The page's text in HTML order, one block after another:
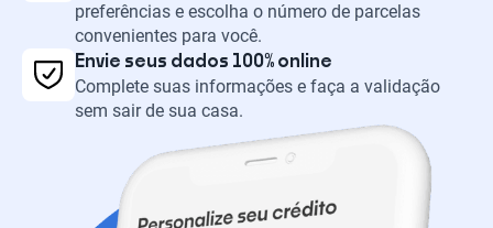
preferências e escolha o número de parcelas
convenientes para você.
Envie seus dados 100% online
Complete suas informações e faça a validação
sem sair de sua casa.